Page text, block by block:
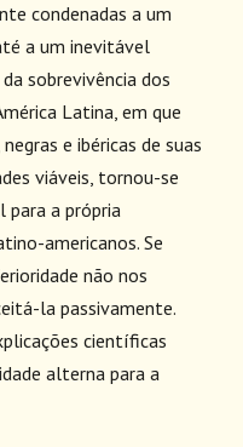
condenadas a um
a um inevitável
sobrevivência dos
Latina, em que
e ibéricas de suas
viáveis, tornou-se
a própria
americanos. Se
não nos
la passivamente.
científicas
alterna para a